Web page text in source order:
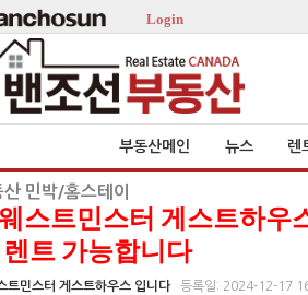
Login
부동산메인 뉴스 렌
산 민박/홈스테이
스트민스터 게스트하우
렌트 가능합니다
트민스터 게스트하우스 입니다 등록일: 2024-12-17